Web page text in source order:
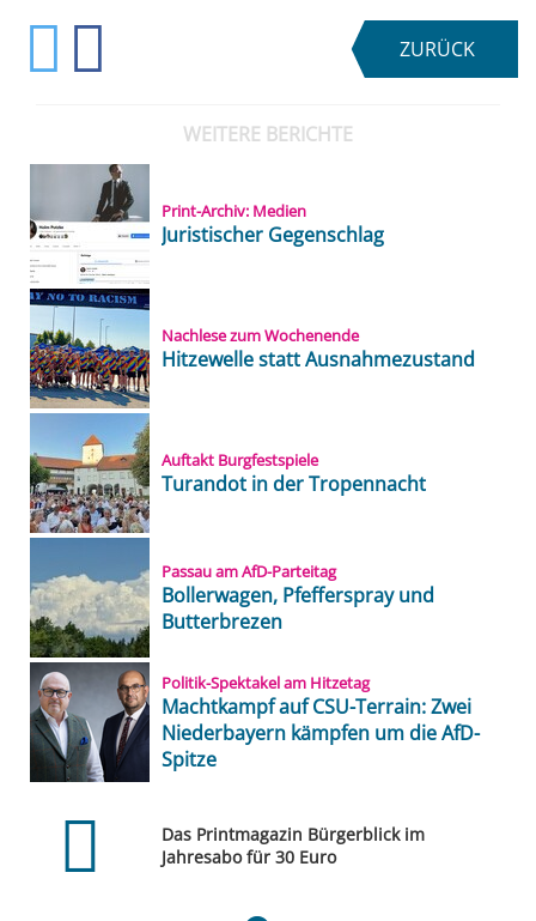
ZURÜCK
WEITERE BERICHTE
Print-Archiv: Medien
Juristischer Gegenschlag
Nachlese zum Wochenende
Hitzewelle statt Ausnahmezustand
Auftakt Burgfestspiele
Turandot in der Tropennacht
Passau am AfD-Parteitag
Bollerwagen, Pfefferspray und
Butterbrezen
Politik-Spektakel am Hitzetag
Machtkampf auf CSU-Terrain: Zwei
Niederbayern kämpfen um die AfD-
Spitze
Das Printmagazin Bürgerblick im
Jahresabo für 30 Euro